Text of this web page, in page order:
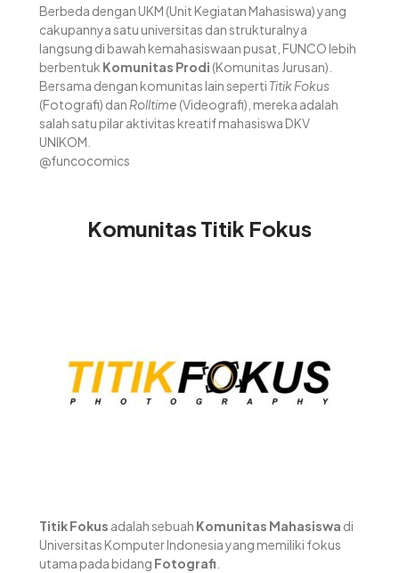
Berbeda dengan UKM (Unit Kegiatan Mahasiswa) yang
cakupannya satu universitas dan strukturalnya
langsung di bawah kemahasiswaan pusat, FUNCO lebih
berbentuk Komunitas Prodi (Komunitas Jurusan).
Bersama dengan komunitas lain seperti Titik Fokus
(Fotografi) dan Rolltime (Videografi), mereka adalah
salah satu pilar aktivitas kreatif mahasiswa DKV
UNIKOM.
@funcocomics
Komunitas Titik Fokus
Titik Fokus adalah sebuah Komunitas Mahasiswa di
Universitas Komputer Indonesia yang memiliki fokus
utama pada bidang Fotografi